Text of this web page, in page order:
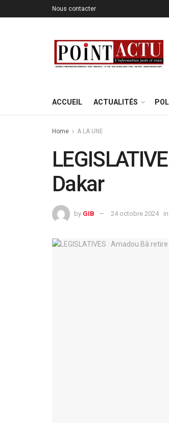
Nous contacter
ACCUEIL ACTUALITÉS
Home A LA UNE
Dakar
by GIB 24 octobre 2024 in